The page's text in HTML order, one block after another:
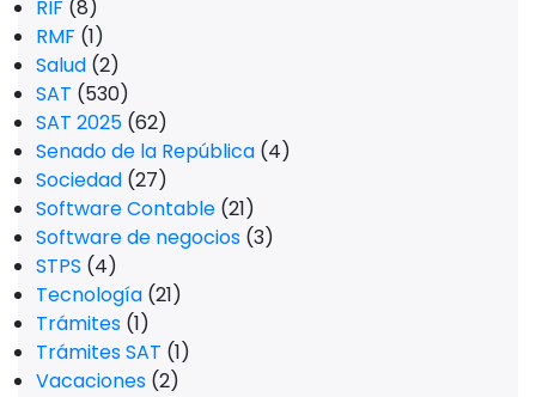
RIF (8)
RMF (1)
Salud (2)
SAT (530)
SAT 2025 (62)
Senado de la República (4)
Sociedad (27)
Software Contable (21)
Software de negocios (3)
STPS (4)
Tecnología (21)
Trámites (1)
Trámites SAT (1)
Vacaciones (2)